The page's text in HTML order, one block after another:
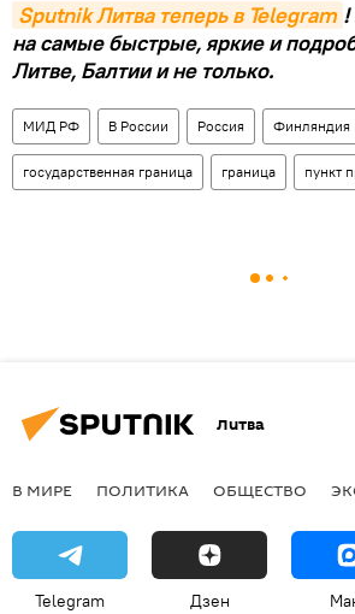
Sputnik Литва теперь в Telegram !
на самые быстрые, яркие и
Литве, Балтии и не только.
МИД РФ В России Россия Финляндия
государственная граница граница пункт
Литва
В МИРЕ ПОЛИТИКА ОБЩЕСТВО
Telegram Дзен